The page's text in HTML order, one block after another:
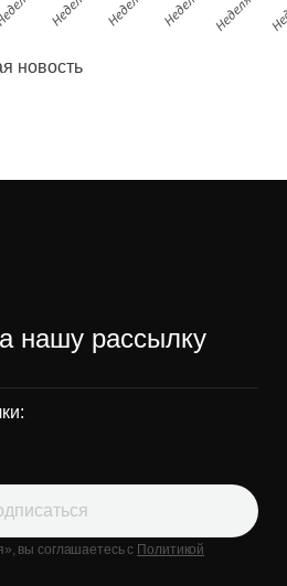
новость
нашу рассылку
вы соглашаетесь с Политикой